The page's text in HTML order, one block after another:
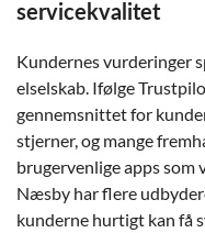
servicekvalitet
Kundernes vurderinger
elselskab. Ifølge
gennemsnittet for
stjerner, og mange
brugervenlige apps
Næsby har flere
kunderne hurtigt kan få